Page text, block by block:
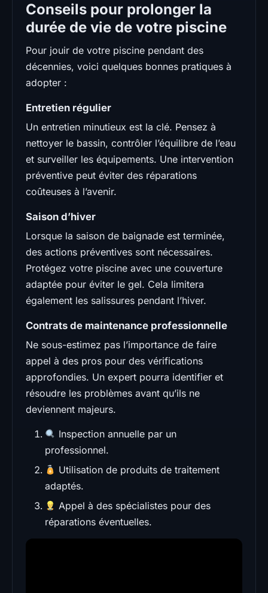
Conseils pour prolonger la
durée de vie de votre piscine
Pour jouir de votre piscine pendant des
décennies, voici quelques bonnes pratiques à
adopter :
Entretien régulier
Un entretien minutieux est la clé. Pensez à
nettoyer le bassin, contrôler l’équilibre de l’eau
et surveiller les équipements. Une intervention
préventive peut éviter des réparations
coûteuses à l’avenir.
Saison d’hiver
Lorsque la saison de baignade est terminée,
des actions préventives sont nécessaires.
Protégez votre piscine avec une couverture
adaptée pour éviter le gel. Cela limitera
également les salissures pendant l’hiver.
Contrats de maintenance professionnelle
Ne sous-estimez pas l’importance de faire
appel à des pros pour des vérifications
approfondies. Un expert pourra identifier et
résoudre les problèmes avant qu’ils ne
deviennent majeurs.
Inspection annuelle par un
professionnel.
Utilisation de produits de traitement
adaptés.
Appel à des spécialistes pour des
réparations éventuelles.